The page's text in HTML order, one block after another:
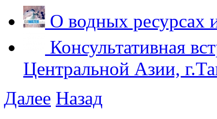
О водных ресурсах
Консультативная
Центральной Азии,
Далее Назад